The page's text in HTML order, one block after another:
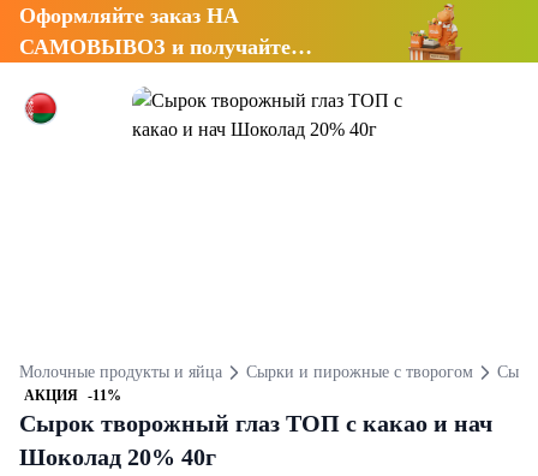
Оформляйте заказ НА
САМОВЫВОЗ и получайте
Молочные продукты и яйца Сырки и пирожные с творогом
АКЦИЯ -11%
Сырок творожный глаз ТОП с какао и нач
Шоколад 20% 40г